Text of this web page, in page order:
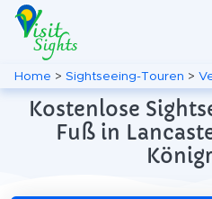
Home > Sightseeing-Touren >
Kostenlose
Fuß in